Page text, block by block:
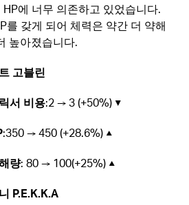
에 너무 의존하고 있었습니다.
를 갖게 되어 체력은 약간 더 약해
높아졌습니다.
고블린
서 비용:2 → 3 (+50%) ▼
:350 → 450 (+28.6%) ▲
량: 80 → 100(+25%) ▲
P.E.K.K.A